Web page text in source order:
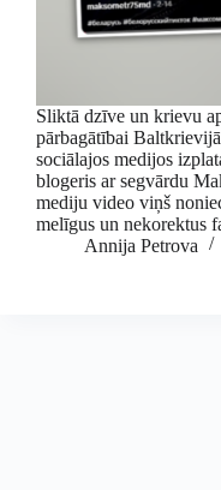
Sliktā dzīve un krievu
pārbagātībai
sociālajos medijos
blogeris ar segvārdu
mediju video viņš
melīgus un nekorektus
Annija Petrova